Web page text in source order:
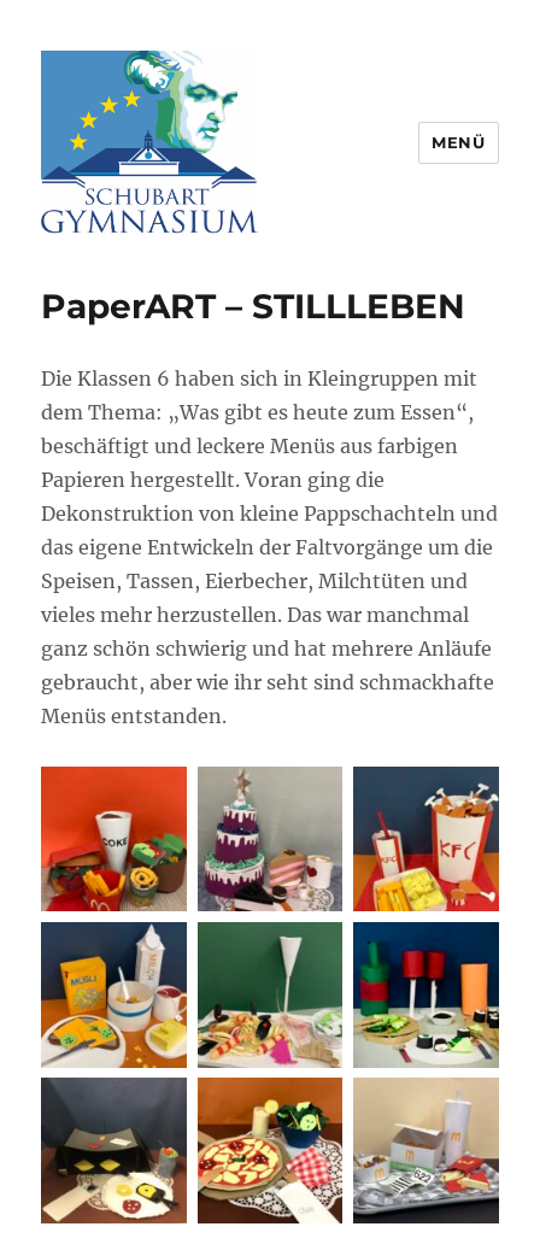
Partnerschule für Europa |
Rombacherstr. 30 | 73430 Aalen
MENÜ
PaperART – STILLLEBEN
Die Klassen 6 haben sich in Kleingruppen mit
dem Thema: „Was gibt es heute zum Essen“,
beschäftigt und leckere Menüs aus farbigen
Papieren hergestellt. Voran ging die
Dekonstruktion von kleine Pappschachteln und
das eigene Entwickeln der Faltvorgänge um die
Speisen, Tassen, Eierbecher, Milchtüten und
vieles mehr herzustellen. Das war manchmal
ganz schön schwierig und hat mehrere Anläufe
gebraucht, aber wie ihr seht sind schmackhafte
Menüs entstanden.